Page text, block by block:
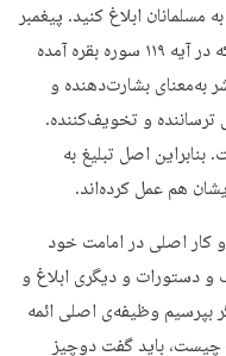
مسلمانان ابلاغ کنید. پیغمبر
خدا، هم مبشر است و هم منذر؛ همان‌طور که در آیه ۱۱۹ سوره بقره آمده
به‌معنای بشارت‌دهنده و
ترساننده و تخویف‌کننده.
بنابراین اصل تبلیغ به
هم عمل کرده‌اند.
کار اصلی در امامت خود
و دستورات و دیگری ابلاغ و
بپرسیم وظیفه‌ی اصلی ائمه
باید گفت دوچیز